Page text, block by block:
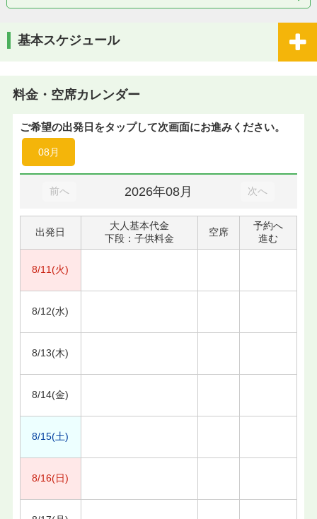
基本スケジュール
料金・空席カレンダー
ご希望の出発日をタップして次画面にお進みください。
08月
前へ 2026年08月 次へ
出発日
大人基本代金
下段：子供料金
空席
予約へ
進む
8/11(火)
8/12(水)
8/13(木)
8/14(金)
8/15(土)
8/16(日)